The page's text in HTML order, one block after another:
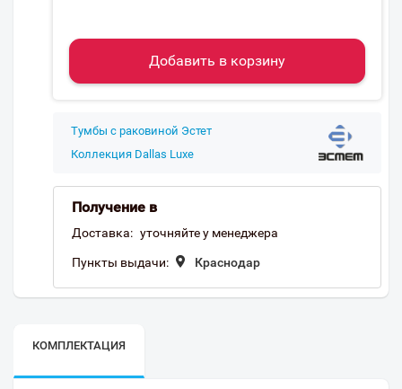
Добавить в корзину
Тумбы с раковиной Эстет
Коллекция Dallas Luxe
Получение в
Доставка: уточняйте у менеджера
Пункты выдачи: Краснодар
КОМПЛЕКТАЦИЯ